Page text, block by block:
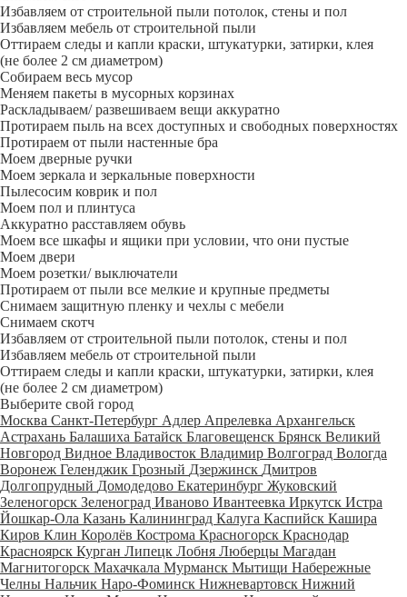
Избавляем от строительной пыли потолок, стены и пол
Избавляем мебель от строительной пыли
Оттираем следы и капли краски, штукатурки, затирки, клея
(не более 2 см диаметром)
Собираем весь мусор
Меняем пакеты в мусорных корзинах
Раскладываем/ развешиваем вещи аккуратно
Протираем пыль на всех доступных и свободных поверхностях
Протираем от пыли настенные бра
Моем дверные ручки
Моем зеркала и зеркальные поверхности
Пылесосим коврик и пол
Моем пол и плинтуса
Аккуратно расставляем обувь
Моем все шкафы и ящики при условии, что они пустые
Моем двери
Моем розетки/ выключатели
Протираем от пыли все мелкие и крупные предметы
Снимаем защитную пленку и чехлы с мебели
Снимаем скотч
Избавляем от строительной пыли потолок, стены и пол
Избавляем мебель от строительной пыли
Оттираем следы и капли краски, штукатурки, затирки, клея
(не более 2 см диаметром)
Выберите свой город
Москва Санкт-Петербург Адлер Апрелевка Архангельск
Астрахань Балашиха Батайск Благовещенск Брянск Великий
Новгород Видное Владивосток Владимир Волгоград Вологда
Воронеж Геленджик Грозный Дзержинск Дмитров
Долгопрудный Домодедово Екатеринбург Жуковский
Зеленогорск Зеленоград Иваново Ивантеевка Иркутск Истра
Йошкар-Ола Казань Калининград Калуга Каспийск Кашира
Киров Клин Королёв Кострома Красногорск Краснодар
Красноярск Курган Липецк Лобня Люберцы Магадан
Магнитогорск Махачкала Мурманск Мытищи Набережные
Челны Нальчик Наро-Фоминск Нижневартовск Нижний